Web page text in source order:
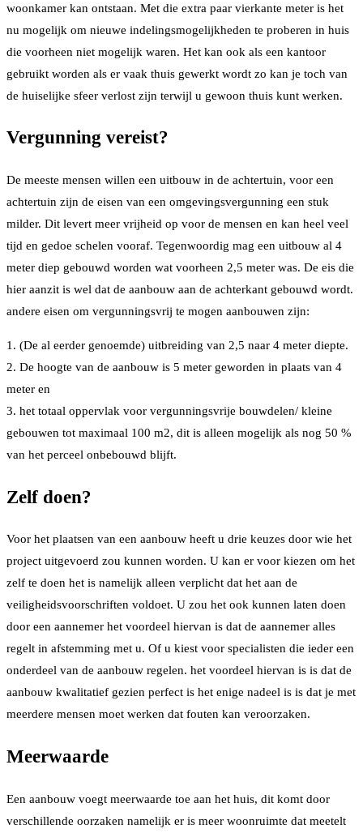
woonkamer kan ontstaan. Met die extra paar vierkante meter is het
nu mogelijk om nieuwe indelingsmogelijkheden te proberen in huis
die voorheen niet mogelijk waren. Het kan ook als een kantoor
gebruikt worden als er vaak thuis gewerkt wordt zo kan je toch van
de huiselijke sfeer verlost zijn terwijl u gewoon thuis kunt werken.
Vergunning vereist?
De meeste mensen willen een uitbouw in de achtertuin, voor een
achtertuin zijn de eisen van een omgevingsvergunning een stuk
milder. Dit levert meer vrijheid op voor de mensen en kan heel veel
tijd en gedoe schelen vooraf. Tegenwoordig mag een uitbouw al 4
meter diep gebouwd worden wat voorheen 2,5 meter was. De eis die
hier aanzit is wel dat de aanbouw aan de achterkant gebouwd wordt.
andere eisen om vergunningsvrij te mogen aanbouwen zijn:
1. (De al eerder genoemde) uitbreiding van 2,5 naar 4 meter diepte.
2. De hoogte van de aanbouw is 5 meter geworden in plaats van 4
meter en
3. het totaal oppervlak voor vergunningsvrije bouwdelen/ kleine
gebouwen tot maximaal 100 m2, dit is alleen mogelijk als nog 50 %
van het perceel onbebouwd blijft.
Zelf doen?
Voor het plaatsen van een aanbouw heeft u drie keuzes door wie het
project uitgevoerd zou kunnen worden. U kan er voor kiezen om het
zelf te doen het is namelijk alleen verplicht dat het aan de
veiligheidsvoorschriften voldoet. U zou het ook kunnen laten doen
door een aannemer het voordeel hiervan is dat de aannemer alles
regelt in afstemming met u. Of u kiest voor specialisten die ieder een
onderdeel van de aanbouw regelen. het voordeel hiervan is is dat de
aanbouw kwalitatief gezien perfect is het enige nadeel is is dat je met
meerdere mensen moet werken dat fouten kan veroorzaken.
Meerwaarde
Een aanbouw voegt meerwaarde toe aan het huis, dit komt door
verschillende oorzaken namelijk er is meer woonruimte dat meetelt